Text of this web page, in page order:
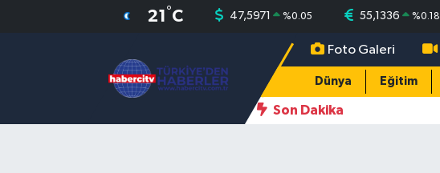
21 °C 47,5971 %0.05 55,1336 %0.18
Foto Galeri
Dünya Eğitim
Son Dakika
Nöbetçi Eczaneler
Hava Durumu